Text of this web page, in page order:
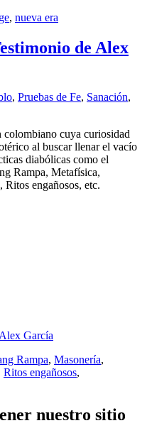
, nueva era
de Alex
, Pruebas de Fe, Sanación,
cuya curiosidad
al buscar llenar el vacío
diabólicas como el
Rampa, Metafísica,
engañosos, etc.
García
Rampa, Masonería,
Ritos engañosos,
nuestro sitio